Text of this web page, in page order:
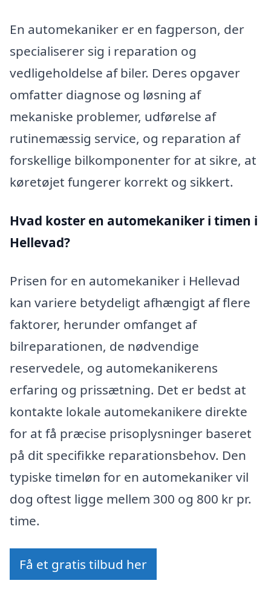
En automekaniker er en fagperson, der
specialiserer sig i reparation og
vedligeholdelse af biler. Deres opgaver
omfatter diagnose og løsning af
mekaniske problemer, udførelse af
rutinemæssig service, og reparation af
forskellige bilkomponenter for at sikre, at
køretøjet fungerer korrekt og sikkert.
Hvad koster en automekaniker i timen i
Hellevad?
Prisen for en automekaniker i Hellevad
kan variere betydeligt afhængigt af flere
faktorer, herunder omfanget af
bilreparationen, de nødvendige
reservedele, og automekanikerens
erfaring og prissætning. Det er bedst at
kontakte lokale automekanikere direkte
for at få præcise prisoplysninger baseret
på dit specifikke reparationsbehov. Den
typiske timeløn for en automekaniker vil
dog oftest ligge mellem 300 og 800 kr pr.
time.
Få et gratis tilbud her